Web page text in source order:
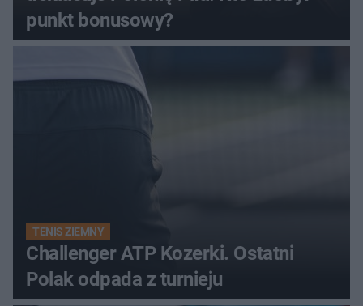
punkt bonusowy?
TENIS ZIEMNY
Challenger ATP Kozerki. Ostatni
Polak odpada z turnieju